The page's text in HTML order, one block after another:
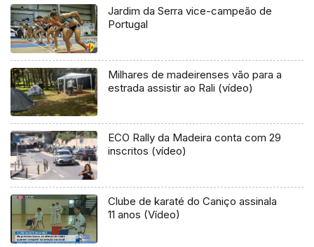
Jardim da Serra vice-campeão de
Portugal
Milhares de madeirenses vão para a
estrada assistir ao Rali (vídeo)
ECO Rally da Madeira conta com 29
inscritos (vídeo)
Clube de karaté do Caniço assinala
11 anos (Vídeo)